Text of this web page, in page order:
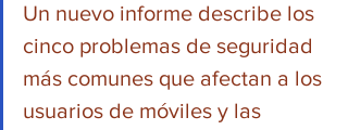
Un nuevo informe describe los
cinco problemas de seguridad
más comunes que afectan a los
usuarios de móviles y las